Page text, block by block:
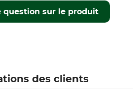
question sur le produit
des clients